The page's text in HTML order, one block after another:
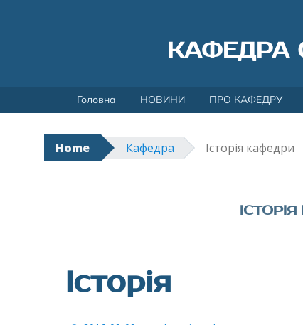
КАФЕДРА
to
Головна НОВИНИ ПРО КАФЕДРУ
Home Кафедра Історія кафедри
Історія